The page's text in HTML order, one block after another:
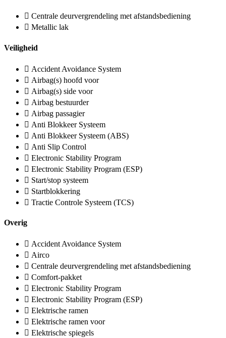
Centrale deurvergrendeling met afstandsbediening
Metallic lak
Veiligheid
Accident Avoidance System
Airbag(s) hoofd voor
Airbag(s) side voor
Airbag bestuurder
Airbag passagier
Anti Blokkeer Systeem
Anti Blokkeer Systeem (ABS)
Anti Slip Control
Electronic Stability Program
Electronic Stability Program (ESP)
Start/stop systeem
Startblokkering
Tractie Controle Systeem (TCS)
Overig
Accident Avoidance System
Airco
Centrale deurvergrendeling met afstandsbediening
Comfort-pakket
Electronic Stability Program
Electronic Stability Program (ESP)
Elektrische ramen
Elektrische ramen voor
Elektrische spiegels